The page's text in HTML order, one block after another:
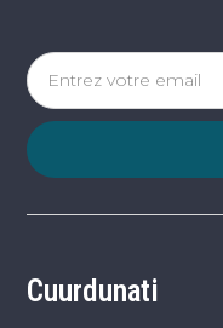
Cuurdunati